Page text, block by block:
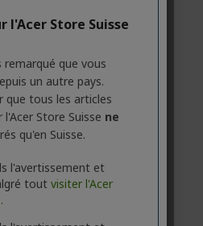
l'Acer Store Suisse
remarqué que vous
un autre pays.
que tous les articles
l'Acer Store Suisse ne
qu'en Suisse.
l'avertissement et
tout visiter l'Acer